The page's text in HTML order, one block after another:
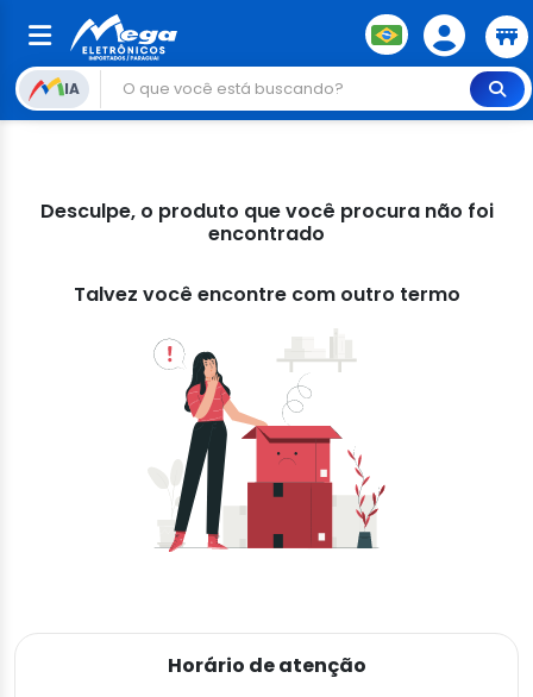
IA
Desculpe, o produto que você procura não foi
encontrado
Talvez você encontre com outro termo
Horário de atenção